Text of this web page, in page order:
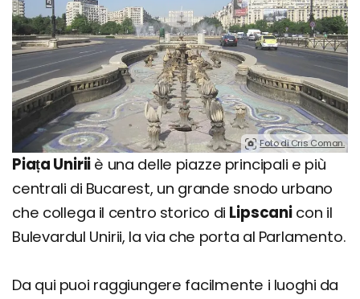
Foto di Cris Coman.
Piața Unirii è una delle piazze principali e più
centrali di Bucarest, un grande snodo urbano
che collega il centro storico di Lipscanicon il
Bulevardul Unirii, la via che porta al Parlamento.
Da qui puoi raggiungere facilmente i luoghi da